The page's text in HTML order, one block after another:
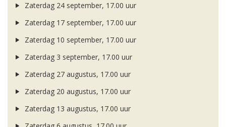
Zaterdag 24 september, 17.00 uur
Zaterdag 17 september, 17.00 uur
Zaterdag 10 september, 17.00 uur
Zaterdag 3 september, 17.00 uur
Zaterdag 27 augustus, 17.00 uur
Zaterdag 20 augustus, 17.00 uur
Zaterdag 13 augustus, 17.00 uur